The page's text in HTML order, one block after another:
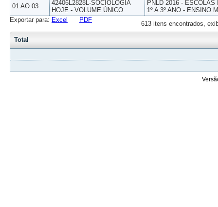
01 AO 03
42406L2828L-SOCIOLOGIA
HOJE - VOLUME ÚNICO
PNLD 2016 -
1º A 3º ANO - ENSINO
613 itens encontrados,
Exportar para: Excel PDF
Total